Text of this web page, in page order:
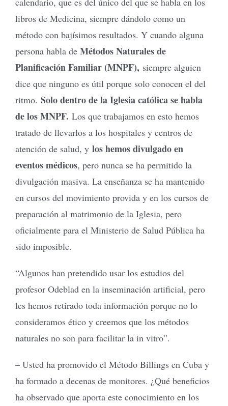
libros de Medicina, siempre dándolo como un
método con bajísimos resultados. Y cuando alguna
persona habla de Métodos Naturales de
Planificación Familiar (MNPF), siempre alguien
dice que ninguno es útil porque solo conocen el del
ritmo. Solo dentro de la Iglesia católica se habla
de los MNPF. Los que trabajamos en esto hemos
tratado de llevarlos a los hospitales y centros de
atención de salud, y los hemos divulgado en
eventos médicos, pero nunca se ha permitido la
divulgación masiva. La enseñanza se ha mantenido
en cursos del movimiento provida y en los cursos de
preparación al matrimonio de la Iglesia, pero
oficialmente para el Ministerio de Salud Pública ha
sido imposible.
“Algunos han pretendido usar los estudios del
profesor Odeblad en la inseminación artificial, pero
les hemos retirado toda información porque no lo
consideramos ético y creemos que los métodos
naturales no son para facilitar la in vitro”.
– Usted ha promovido el Método Billings en Cuba y
ha formado a decenas de monitores. ¿Qué beneficios
ha observado que aporta este conocimiento en los